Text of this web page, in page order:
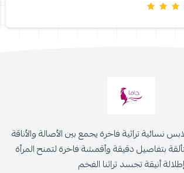
نسائية تراثية فاخرة يجمع بين الأصالة والأناقة
بتفاصيل دقيقة وأقمشة فاخرة لتمنح المرأة
إطلالة أنيقة تجسد تراثنا الفخم